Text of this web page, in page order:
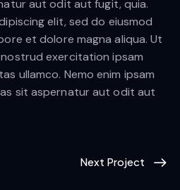
aut odit aut fugit, quia.
elit, sed do eiusmod
et dolore magna aliqua. Ut
nostrud exercitation ipsam
ullamco. Nemo enim ipsam
sit aspernatur aut odit aut
Next Project